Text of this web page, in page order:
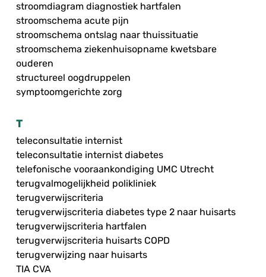
stroomdiagram diagnostiek hartfalen
stroomschema acute pijn
stroomschema ontslag naar thuissituatie
stroomschema ziekenhuisopname kwetsbare
ouderen
structureel oogdruppelen
symptoomgerichte zorg
T
teleconsultatie internist
teleconsultatie internist diabetes
telefonische vooraankondiging UMC Utrecht
terugvalmogelijkheid polikliniek
terugverwijscriteria
terugverwijscriteria diabetes type 2 naar huisarts
terugverwijscriteria hartfalen
terugverwijscriteria huisarts COPD
terugverwijzing naar huisarts
TIA CVA